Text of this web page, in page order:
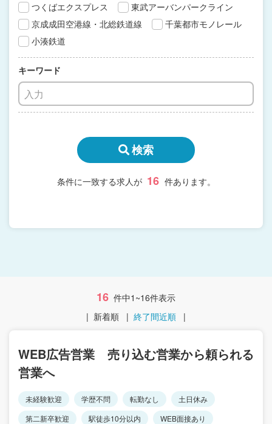
つくばエクスプレス
東武アーバンパークライン
京成成田空港線・北総鉄道線
千葉都市モノレール
小湊鉄道
キーワード
検索
条件に一致する求人が 16 件あります。
16 件中1~16件表示
| 新着順 | 終了間近順 |
WEB広告営業 売り込む営業から頼られる
営業へ
未経験歓迎 学歴不問 転勤なし
土日休み
第二新卒歓迎
駅徒歩10分以内
WEB面接あり